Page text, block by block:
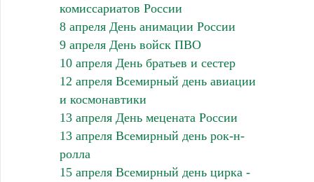
комиссариатов России
8 апреля День анимации России
9 апреля День войск ПВО
10 апреля День братьев и сестер
12 апреля Всемирный день авиации
и космонавтики
13 апреля День мецената России
13 апреля Всемирный день рок-н-
ролла
15 апреля Всемирный день цирка -